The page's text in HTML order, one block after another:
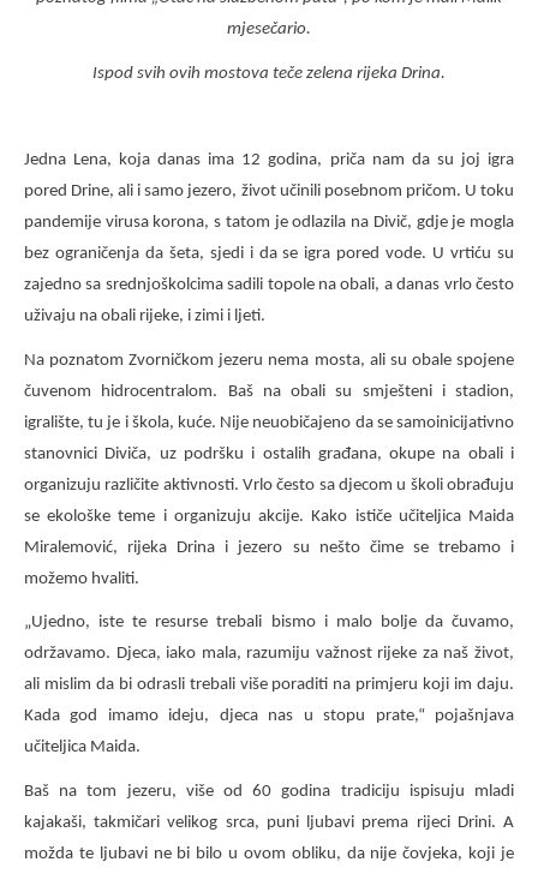
mjesečario.
Ispod svih ovih mostova teče zelena rijeka Drina.
Jedna Lena, koja danas ima 12 godina, priča nam da su joj igra
pored Drine, ali i samo jezero, život učinili posebnom pričom. U toku
pandemije virusa korona, s tatom je odlazila na Divič, gdje je mogla
bez ograničenja da šeta, sjedi i da se igra pored vode. U vrtiću su
zajedno sa srednjoškolcima sadili topole na obali, a danas vrlo često
uživaju na obali rijeke, i zimi i ljeti.
Na poznatom Zvorničkom jezeru nema mosta, ali su obale spojene
čuvenom hidrocentralom. Baš na obali su smješteni i stadion,
igralište, tu je i škola, kuće. Nije neuobičajeno da se samoinicijativno
stanovnici Diviča, uz podršku i ostalih građana, okupe na obali i
organizuju različite aktivnosti. Vrlo često sa djecom u školi obrađuju
se ekološke teme i organizuju akcije. Kako ističe učiteljica Maida
Miralemović, rijeka Drina i jezero su nešto čime se trebamo i
možemo hvaliti.
„Ujedno, iste te resurse trebali bismo i malo bolje da čuvamo,
održavamo. Djeca, iako mala, razumiju važnost rijeke za naš život,
ali mislim da bi odrasli trebali više poraditi na primjeru koji im daju.
Kada god imamo ideju, djeca nas u stopu prate,“ pojašnjava
učiteljica Maida.
Baš na tom jezeru, više od 60 godina tradiciju ispisuju mladi
kajakaši, takmičari velikog srca, puni ljubavi prema rijeci Drini. A
možda te ljubavi ne bi bilo u ovom obliku, da nije čovjeka, koji je